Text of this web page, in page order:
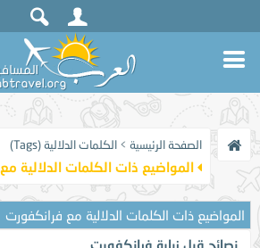
الصفحة الرئيسية > الكلمات الدلالية (Tags)
المواضيع ذات الكلمات الدلالية مع
المواضيع ذات الكلمات الدلالية مع فرانكفورت
نصائح قبل زيارة فرانكفورت